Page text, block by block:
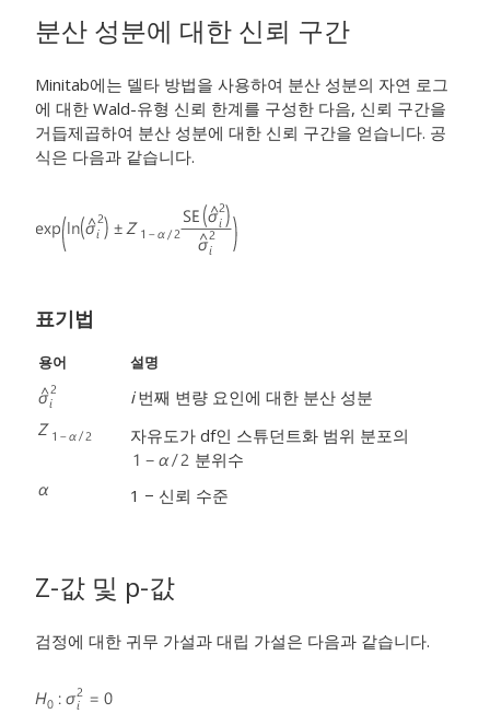
분산 성분에 대한 신뢰 구간
Minitab에는 델타 방법을 사용하여 분산 성분의 자연 로그
에 대한 Wald-유형 신뢰 한계를 구성한 다음, 신뢰 구간을
거듭제곱하여 분산 성분에 대한 신뢰 구간을 얻습니다. 공
식은 다음과 같습니다.
표기법
용어 설명
i 번째 변량 요인에 대한 분산 성분
자유도가 df인 스튜던트화 범위 분포의
분위수
1 − 신뢰 수준
Z-값 및 p-값
검정에 대한 귀무 가설과 대립 가설은 다음과 같습니다.